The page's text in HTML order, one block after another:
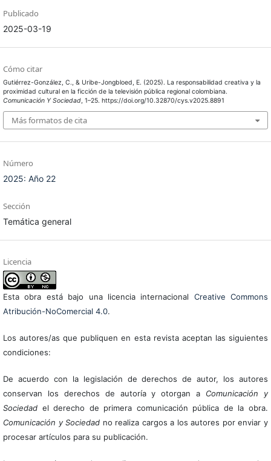
Publicado
2025-03-19
Cómo citar
Gutiérrez-González, C., & Uribe-Jongbloed, E. (2025). La responsabilidad creativa y la
proximidad cultural en la ficción de la televisión pública regional colombiana.
Comunicación Y Sociedad, 1–25. https://doi.org/10.32870/cys.v2025.8891
Más formatos de cita
Número
2025: Año 22
Sección
Temática general
Licencia
Esta obra está bajo una licencia internacional Creative Commons
Atribución-NoComercial 4.0.
Los autores/as que publiquen en esta revista aceptan las siguientes
condiciones:
De acuerdo con la legislación de derechos de autor, los autores
conservan los derechos de autoría y otorgan a Comunicación y
Sociedadel derecho de primera comunicación pública de la obra.
Comunicación y Sociedad no realiza cargos a los autores por enviar y
procesar artículos para su publicación.